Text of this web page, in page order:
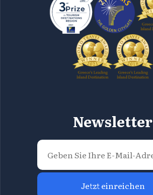
Newsletter
Jetzt einreichen